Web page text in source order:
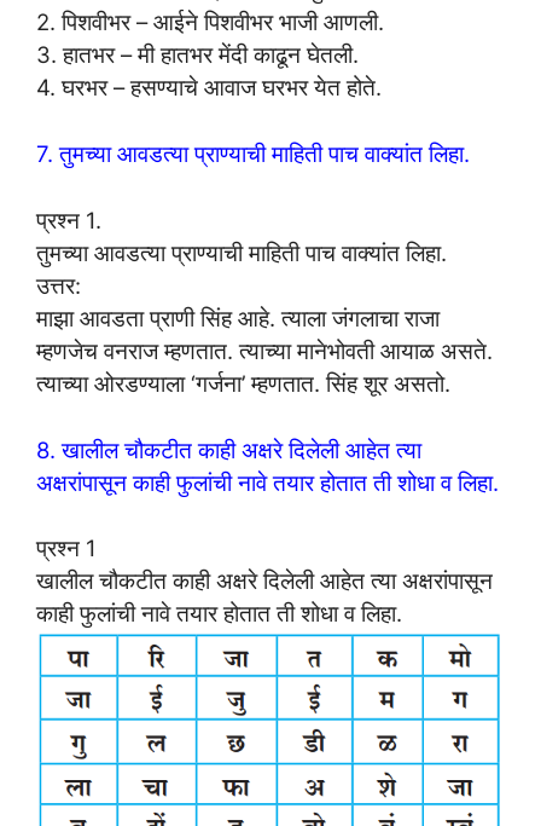
2. पिशवीभर – आईने पिशवीभर भाजी आणली.
3. हातभर – मी हातभर मेंदी काढून घेतली.
4. घरभर – हसण्याचे आवाज घरभर येत होते.
7. तुमच्या आवडत्या प्राण्याची माहिती पाच वाक्यांत लिहा.
प्रश्न 1.
तुमच्या आवडत्या प्राण्याची माहिती पाच वाक्यांत लिहा.
उत्तर:
माझा आवडता प्राणी सिंह आहे. त्याला जंगलाचा राजा
म्हणजेच वनराज म्हणतात. त्याच्या मानेभोवती आयाळ असते.
त्याच्या ओरडण्याला ‘गर्जना’ म्हणतात. सिंह शूर असतो.
8. खालील चौकटीत काही अक्षरे दिलेली आहेत त्या
अक्षरांपासून काही फुलांची नावे तयार होतात ती शोधा व लिहा.
प्रश्न 1
खालील चौकटीत काही अक्षरे दिलेली आहेत त्या अक्षरांपासून
काही फुलांची नावे तयार होतात ती शोधा व लिहा.